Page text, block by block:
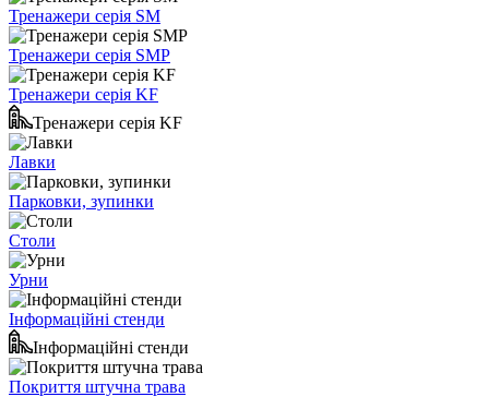
Тренажери серія SM
Тренажери серія SMP
Тренажери серія KF
Тренажери серія KF
Лавки
Парковки, зупинки
Столи
Урни
Інформаційні стенди
Інформаційні стенди
Покриття штучна трава